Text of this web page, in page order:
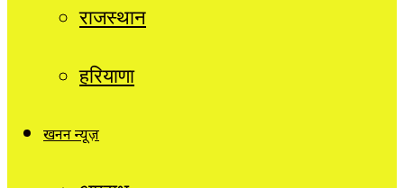
राजस्थान
हरियाणा
खनन न्यूज़